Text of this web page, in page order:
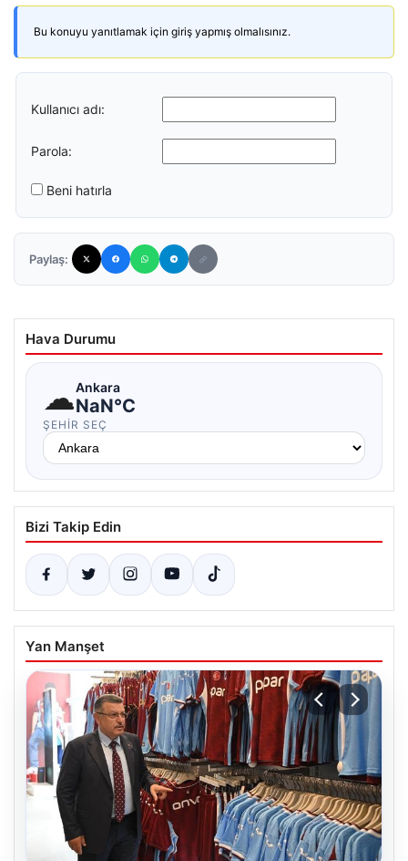
Bu konuyu yanıtlamak için giriş yapmış olmalısınız.
Kullanıcı adı:
Parola:
Beni hatırla
Paylaş:
Hava Durumu
☁Ankara
NaN°C
ŞEHIR SEÇ
Bizi Takip Edin
Yan Manşet